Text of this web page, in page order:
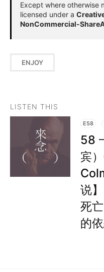
Except where otherwise
licensed under a
NonCommercial-
ENJOY
LISTEN THIS
E58
58
宾
说
死
的